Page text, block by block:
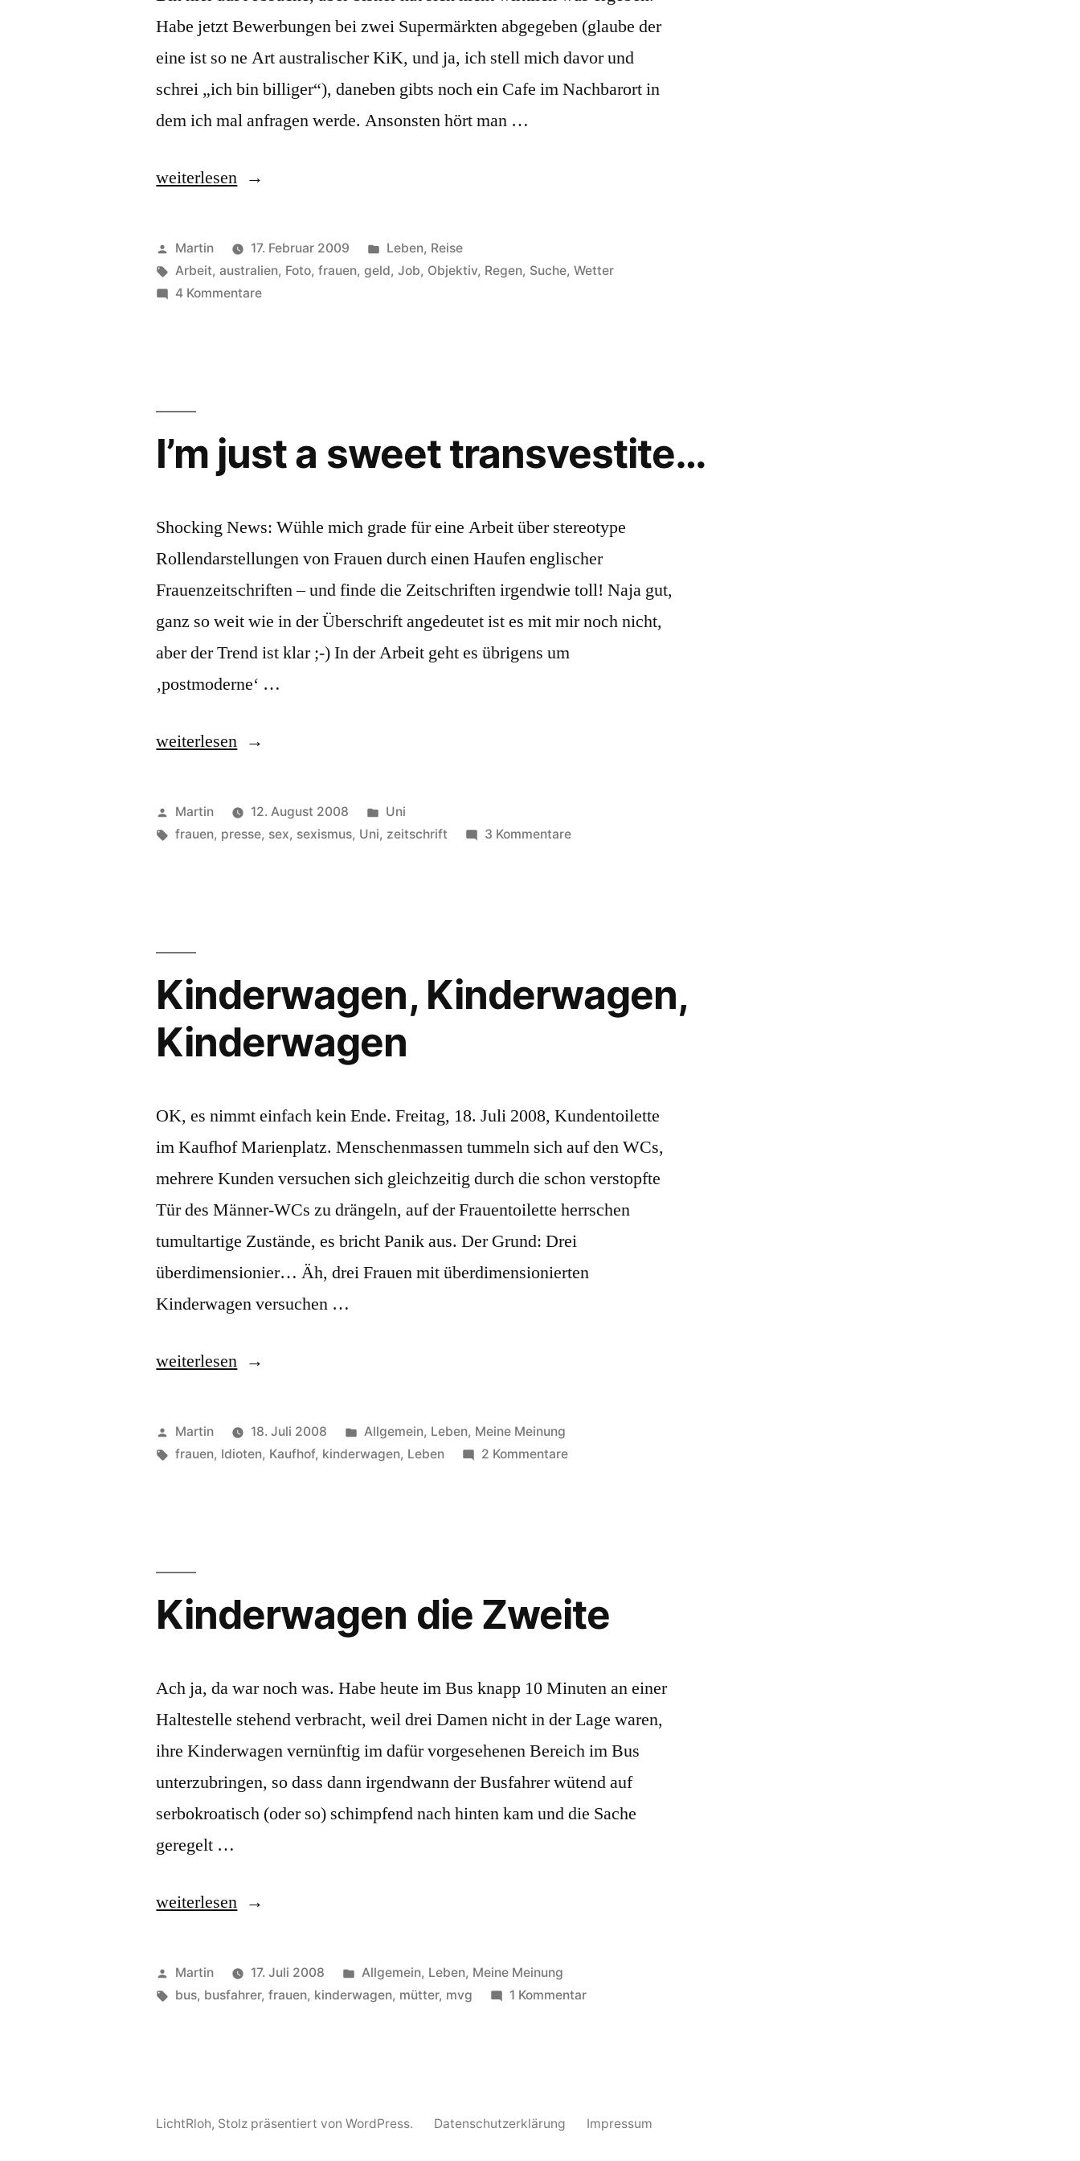
Habe jetzt Bewerbungen bei zwei Supermärkten abgegeben (glaube der
eine ist so ne Art australischer KiK, und ja, ich stell mich davor und
schrei „ich bin billiger“), daneben gibts noch ein Cafe im Nachbarort in
dem ich mal anfragen werde. Ansonsten hört man …
„Economic
strikes
Australia“
weiterlesen
Veröffentlicht
von
Martin 17. Februar 2009
Veröffentlicht
unter
Leben, Reise
Schlagwörter:
Arbeit,australien, Foto,frauen,geld,Job, Objektiv, Regen, Suche,Wetter
4 Kommentarezu
I’m just a sweet transvestite…
Shocking News: Wühle mich grade für eine Arbeit über stereotype
Rollendarstellungen von Frauen durch einen Haufen englischer
Frauenzeitschriften – und finde die Zeitschriften irgendwie toll! Naja gut,
ganz so weit wie in der Überschrift angedeutet ist es mit mir noch nicht,
aber der Trend ist klar ;-) In der Arbeit geht es übrigens um
‚postmoderne‘ …
„I’m
a
sweet
weiterlesen
Veröffentlicht
von
Martin 12. August 2008
Veröffentlicht
unter
Uni
Schlagwörter:
frauen, presse, sex, sexismus, Uni, zeitschrift 3 Kommentarezu
Kinderwagen, Kinderwagen,
Kinderwagen
OK, es nimmt einfach kein Ende. Freitag, 18. Juli 2008, Kundentoilette
im Kaufhof Marienplatz. Menschenmassen tummeln sich auf den WCs,
mehrere Kunden versuchen sich gleichzeitig durch die schon verstopfte
Tür des Männer-WCs zu drängeln, auf der Frauentoilette herrschen
tumultartige Zustände, es bricht Panik aus. Der Grund: Drei
überdimensionier… Äh, drei Frauen mit überdimensionierten
Kinderwagen versuchen …
„Kinderwagen,
Kinderwagen“
weiterlesen
Veröffentlicht
von
Martin 18. Juli 2008
Veröffentlicht
unter
Allgemein, Leben, Meine Meinung
Schlagwörter:
frauen, Idioten, Kaufhof, kinderwagen, Leben 2 Kommentarezu
Kinderwagen die Zweite
Ach ja, da war noch was. Habe heute im Bus knapp 10 Minuten an einer
Haltestelle stehend verbracht, weil drei Damen nicht in der Lage waren,
ihre Kinderwagen vernünftig im dafür vorgesehenen Bereich im Bus
unterzubringen, so dass dann irgendwann der Busfahrer wütend auf
serbokroatisch (oder so) schimpfend nach hinten kam und die Sache
geregelt …
„Kinderwagen
Zweite“
weiterlesen
Veröffentlicht
von
Martin 17. Juli 2008
Veröffentlicht
unter
Allgemein, Leben, Meine Meinung
Schlagwörter:
bus, busfahrer,frauen, kinderwagen, mütter, mvg 1 Kommentarzu
LichtRloh, Stolz präsentiert von WordPress. Datenschutzerklärung Impressum